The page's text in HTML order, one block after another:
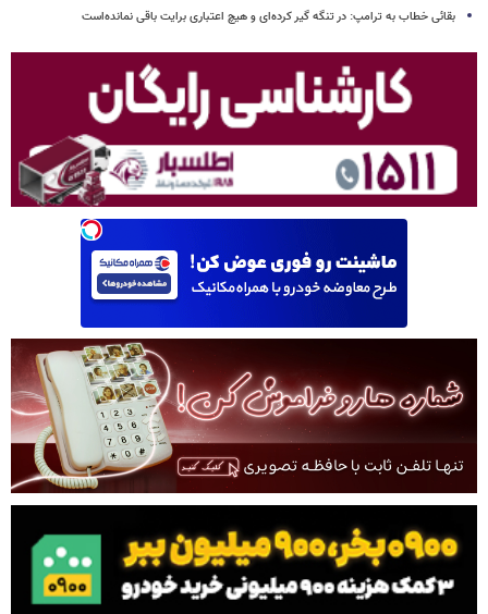
بقائی خطاب به ترامپ: در تنگه گیر کرده‌ای و هیچ اعتباری برایت باقی نمانده‌است